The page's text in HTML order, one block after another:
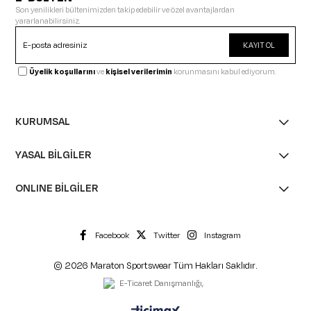
Son yenilikleri bültenimizden takip edebilir ve özel avantajlardan
yararlanabilirsiniz.
KAYIT OL
Üyelik koşullarınıvekişisel verilerimin korunmasını kabul ediyorum.
KURUMSAL
YASAL BİLGİLER
ONLINE BİLGİLER
Facebook Twitter Instagram
© 2026 Maraton Sportswear Tüm Hakları Saklıdır.